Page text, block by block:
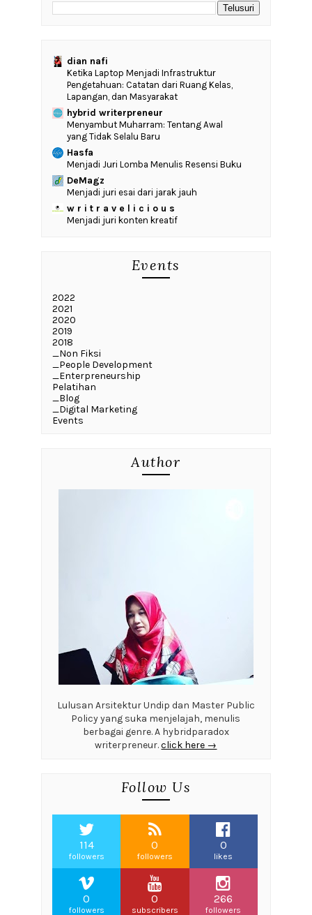
dian nafi
Ketika Laptop Menjadi Infrastruktur
Pengetahuan: Catatan dari Ruang Kelas,
Lapangan, dan Masyarakat
hybrid writerpreneur
Menyambut Muharram: Tentang Awal
yang Tidak Selalu Baru
Hasfa
Menjadi Juri Lomba Menulis Resensi Buku
DeMagz
Menjadi juri esai dari jarak jauh
w r i t r a v e l i c i o u s
Menjadi juri konten kreatif
Events
2022
2021
2020
2019
2018
_Non Fiksi
_People Development
_Enterpreneurship
Pelatihan
_Blog
_Digital Marketing
Events
Author
Lulusan Arsitektur Undip dan Master Public
Policy yang suka menjelajah, menulis
berbagai genre. A hybridparadox
writerpreneur.click here →
Follow Us
114
followers
0
followers
0
likes
0
followers
0
subscribers
266
followers